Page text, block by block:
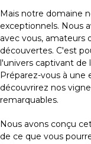
Mais notre domaine
exceptionnels. Nous
avec vous, amateurs
découvertes. C'est
l'univers captivant
Préparez-vous à une
découvrirez nos
remarquables.
Nous avons conçu
de ce que vous